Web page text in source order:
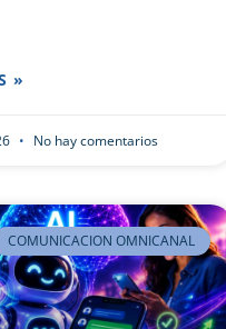
»
No hay comentarios
COMUNICACION OMNICANAL